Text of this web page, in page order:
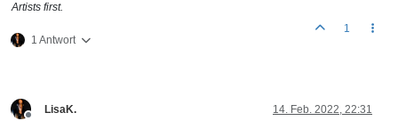
Artists first.
1 Antwort
1
LisaK. 14. Feb. 2022, 22:31